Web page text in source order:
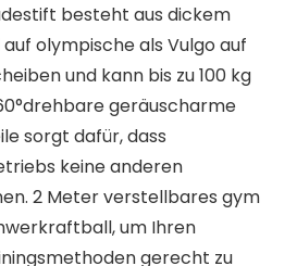
besteht aus dickem
olympische als Vulgo auf
und kann bis zu 100 kg
geräuscharme
sorgt dafür, dass
keine anderen
2 Meter verstellbares gym
um Ihren
gerecht zu